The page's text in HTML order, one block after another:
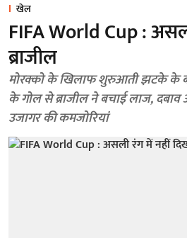
खेल
FIFA World Cup :
ब्राजील
मोरक्को के खिलाफ शुरुआती झटके के
के गोल से ब्राजील ने बचाई लाज,
उजागर की कमजोरियां